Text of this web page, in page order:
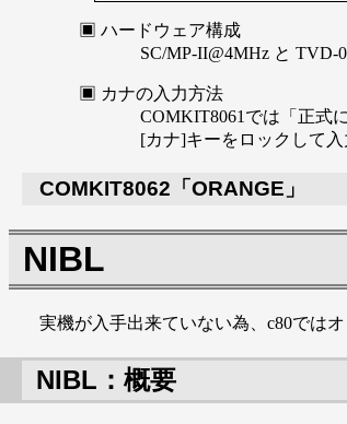
ハードウェア構成
SC/MP-II@4MHz と TVD-
カナの入力方法
COMKIT8061では「正式
[カナ]キーをロックして
COMKIT8062「ORANGE」
NIBL
実機が入手出来ていない為、c80では
NIBL：概要